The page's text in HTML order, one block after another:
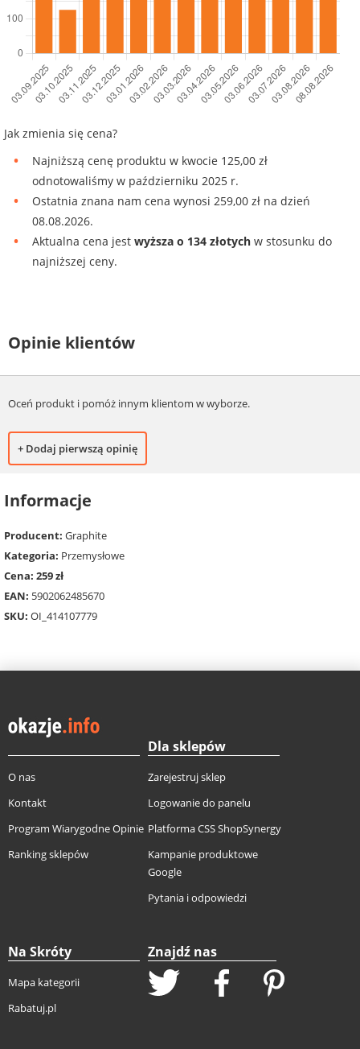
Jak zmienia się cena?
Najniższą cenę produktu w kwocie 125,00 zł
odnotowaliśmy w październiku 2025 r.
Ostatnia znana nam cena wynosi 259,00 zł na dzień
08.08.2026.
Aktualna cena jest wyższa o 134 złotych w stosunku do
najniższej ceny.
Opinie klientów
Oceń produkt i pomóż innym klientom w wyborze.
+ Dodaj pierwszą opinię
Informacje
Producent: Graphite
Kategoria: Przemysłowe
Cena: 259 zł
EAN: 5902062485670
SKU: OI_414107779
O nas
Kontakt
Program Wiarygodne Opinie
Ranking sklepów
Dla sklepów
Zarejestruj sklep
Logowanie do panelu
Platforma CSS ShopSynergy
Kampanie produktowe
Google
Pytania i odpowiedzi
Na Skróty
Mapa kategorii
Rabatuj.pl
Znajdź nas